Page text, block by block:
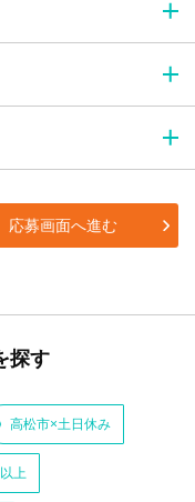
応募画面へ進む
探す
高松市×土日休み
上